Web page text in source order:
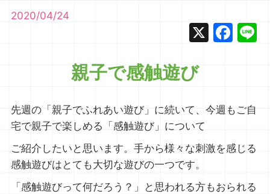
2020/04/24
X
親子で感触遊び
先週の「親子でふれあい遊び」に続いて、今週もご自
宅で親子で楽しめる「感触遊び」について
ご紹介したいと思います。手から様々な刺激を感じる
感触遊びはとても大切な遊びの一つです。
「感触遊びって何だろう？」と思われる方もおられる